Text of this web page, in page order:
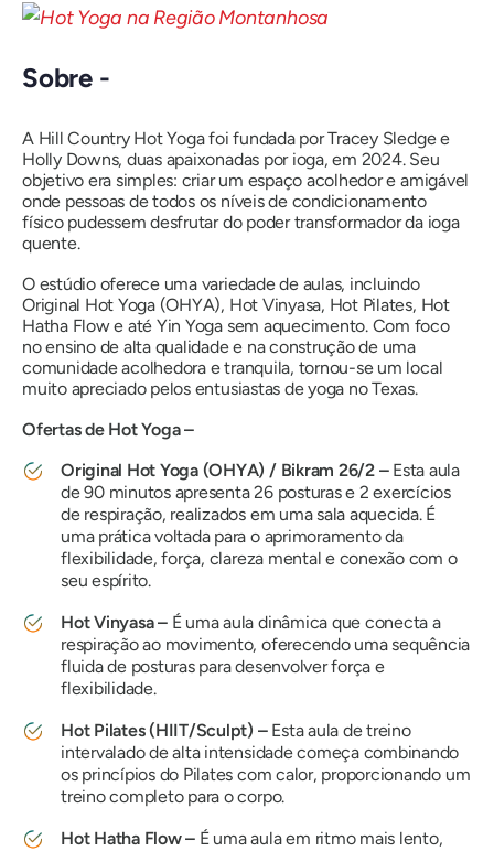
Sobre -
A Hill Country Hot Yoga foi fundada por Tracey Sledge e
Holly Downs, duas apaixonadas por ioga, em 2024. Seu
objetivo era simples: criar um espaço acolhedor e amigável
onde pessoas de todos os níveis de condicionamento
físico pudessem desfrutar do poder transformador da ioga
quente.
O estúdio oferece uma variedade de aulas, incluindo
Original Hot Yoga (OHYA), Hot Vinyasa, Hot Pilates, Hot
Hatha Flow e até Yin Yoga sem aquecimento. Com foco
no ensino de alta qualidade e na construção de uma
comunidade acolhedora e tranquila, tornou-se um local
muito apreciado pelos entusiastas de yoga no Texas.
Ofertas de Hot Yoga –
Original Hot Yoga (OHYA) / Bikram 26/2 – Esta aula
de 90 minutos apresenta 26 posturas e 2 exercícios
de respiração, realizados em uma sala aquecida. É
uma prática voltada para o aprimoramento da
flexibilidade, força, clareza mental e conexão com o
seu espírito.
Hot Vinyasa – É uma aula dinâmica que conecta a
respiração ao movimento, oferecendo uma sequência
fluida de posturas para desenvolver força e
flexibilidade.
Hot Pilates (HIIT/Sculpt) – Esta aula de treino
intervalado de alta intensidade começa combinando
os princípios do Pilates com calor, proporcionando um
treino completo para o corpo.
Hot Hatha Flow – É uma aula em ritmo mais lento,